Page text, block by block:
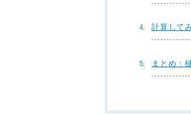
計算して
まとめ：